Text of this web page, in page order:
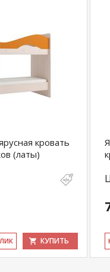
места:
латофлекс
информацию о том,
(латы)
отличаться от цен в
кровать
(латы)
КУПИТЬ